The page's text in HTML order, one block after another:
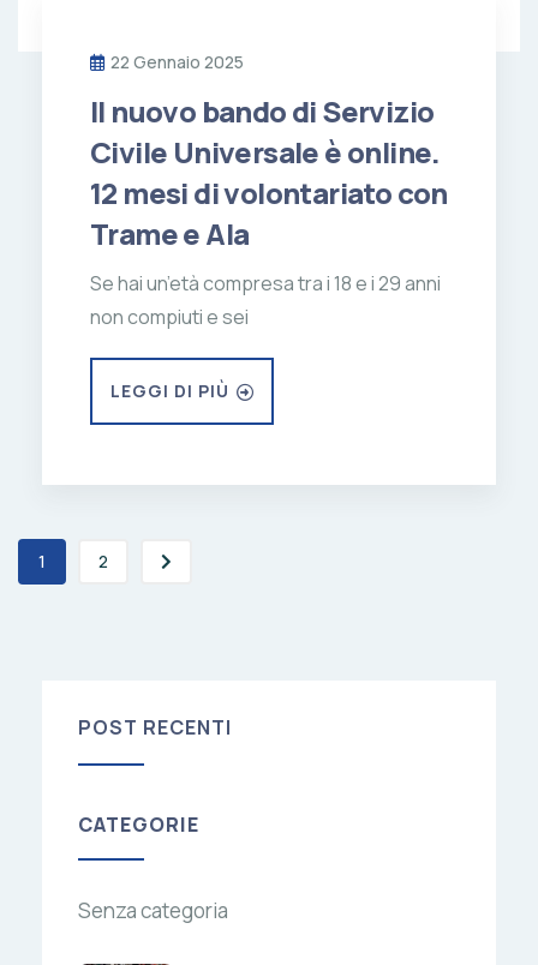
22 Gennaio 2025
Il nuovo bando di Servizio
Civile Universale è online.
12 mesi di volontariato con
Trame e Ala
Se hai un’età compresa tra i 18 e i 29 anni
non compiuti e sei
LEGGI DI PIÙ
1 2
POST RECENTI
CATEGORIE
Senza categoria